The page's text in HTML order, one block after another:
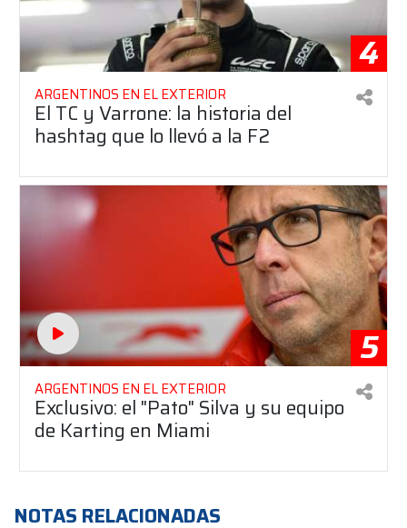
4
ARGENTINOS EN EL EXTERIOR
El TC y Varrone: la historia del
hashtag que lo llevó a la F2
5
ARGENTINOS EN EL EXTERIOR
Exclusivo: el "Pato" Silva y su equipo
de Karting en Miami
NOTAS RELACIONADAS